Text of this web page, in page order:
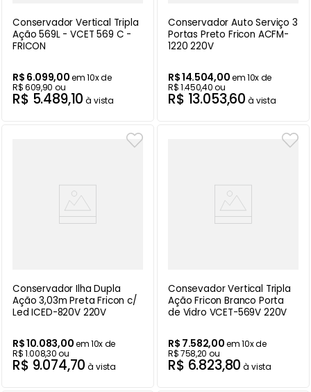
Conservador Vertical Tripla
Ação 569L - VCET 569 C -
FRICON
R$ 6.099,00em10x de
R$609,90 ou
R$ 5.489,10 à vista
Conservador Auto Serviço 3
Portas Preto Fricon ACFM-
1220 220V
R$14.504,00em10x de
R$1.450,40ou
R$ 13.053,60 à vista
Conservador Ilha Dupla
Ação 3,03m Preta Fricon c/
Led ICED-820V 220V
R$10.083,00em10x de
R$1.008,30ou
R$ 9.074,70 à vista
Consevador Vertical Tripla
Ação Fricon Branco Porta
de Vidro VCET-569V 220V
R$ 7.582,00em10x de
R$758,20 ou
R$ 6.823,80 à vista